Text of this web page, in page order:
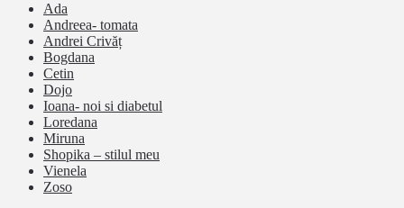
Ada
Andreea- tomata
Andrei Crivăț
Bogdana
Cetin
Dojo
Ioana- noi si diabetul
Loredana
Miruna
Shopika – stilul meu
Vienela
Zoso